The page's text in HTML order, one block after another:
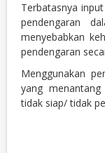
Terbatasnya
pendengaran
menyebabkan
pendengaran
Menggunakan
yang
tidak siap/ tidak